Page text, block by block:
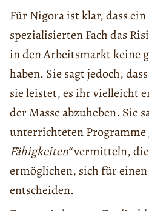
Für Nigora ist klar, dass
spezialisierten Fach das
in den Arbeitsmarkt keine
haben. Sie sagt jedoch,
sie leistet, es ihr vielleicht
der Masse abzuheben. Sie
unterrichteten Programme
Fähigkeiten“vermitteln, die
ermöglichen, sich für
entscheiden.